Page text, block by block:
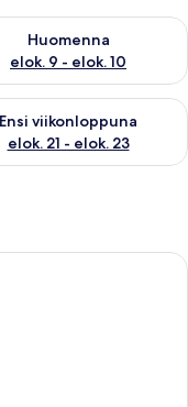
9
Huomenna
elok. 9 - elok. 10
huomisen saatavuus
14 - elok. 16
Ensi viikonloppuna
elok. 21 - elok. 23
ensi viikonlopun
jossa on suuri sänky,